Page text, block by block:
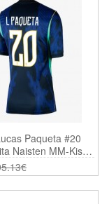
Paqueta #20
Naisten MM-Kisat